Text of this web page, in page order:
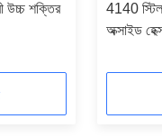
উচ্চ শক্তির
4140 স্টিল
অক্সাইড